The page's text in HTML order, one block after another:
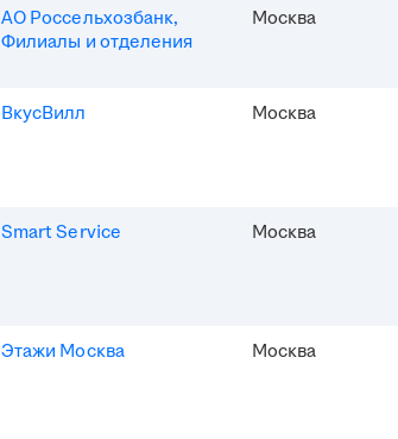
АО Россельхозбанк,
Филиалы и отделения
Москва
ВкусВилл Москва
Smart Service Москва
Этажи Москва Москва